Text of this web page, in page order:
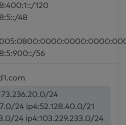
120
48
56
24
24 ip4:52.128.40.0/21
24 ip4:103.229.233.0/24